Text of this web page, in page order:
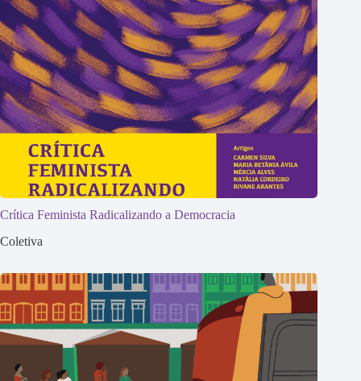
Crítica Feminista Radicalizando a Democracia
Coletiva